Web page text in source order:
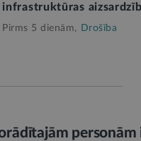
infrastruktūras
Pirms 5 dienām, Drošība
personām